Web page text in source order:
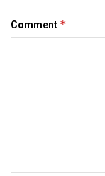
Comment *